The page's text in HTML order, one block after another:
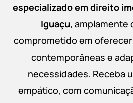
especializado em direito
Iguaçu, amplamente
comprometido em
contemporâneas e
necessidades. Receba
empático, com